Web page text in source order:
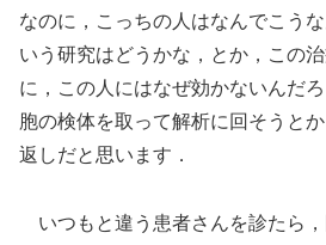
なのに，こっちの人はなんでこう
いう研究はどうかな，とか，この
に，この人にはなぜ効かないんだ
胞の検体を取って解析に回そうと
返しだと思います．
いつもと違う患者さんを診たら